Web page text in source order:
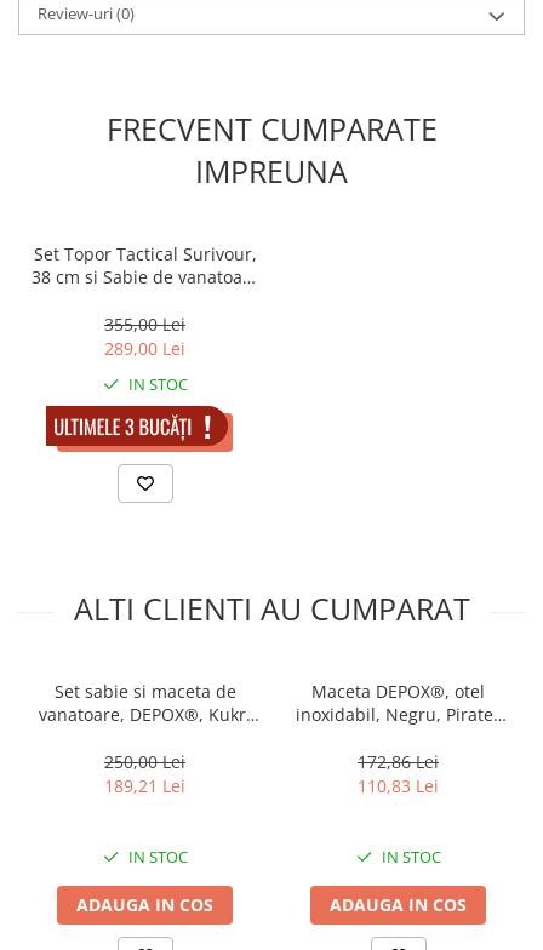
Review-uri(0)
FRECVENT CUMPARATE
IMPREUNA
Set Topor Tactical Surivour,
38 cm si Sabie de vanatoare
Cutit de aruncat si teaca
incluse
355,00 Lei
289,00 Lei
IN STOC
ADAUGA IN COS
ALTI CLIENTI AU CUMPARAT
Set sabie si maceta de
vanatoare, DEPOX®, Kukri
250,00 Lei
189,21 Lei
IN STOC
ADAUGA IN COS
Maceta DEPOX®, otel
inoxidabil, Negru, Pirates
172,86 Lei
110,83 Lei
IN STOC
ADAUGA IN COS